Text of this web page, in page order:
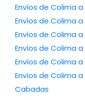
Envíos de Colima a La Piedad de
Cabadas